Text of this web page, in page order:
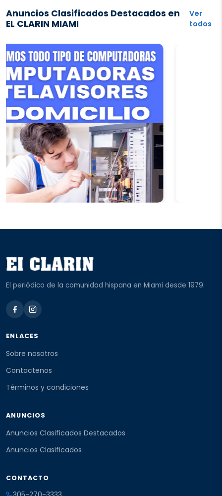
Anuncios Clasificados Destacados en
EL CLARIN MIAMI
Ver
todos
El periódico de la comunidad hispana en Miami desde 1979.
ENLACES
Sobre nosotros
Contactenos
Términos y condiciones
ANUNCIOS
Anuncios Clasificados Destacados
Anuncios Clasificados
CONTACTO